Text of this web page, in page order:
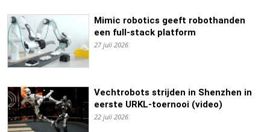
Mimic robotics geeft robothanden
een full-stack platform
27 juli 2026
Vechtrobots strijden in Shenzhen in
eerste URKL-toernooi (video)
22 juli 2026